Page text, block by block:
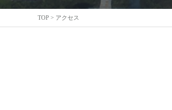
TOP > アクセス